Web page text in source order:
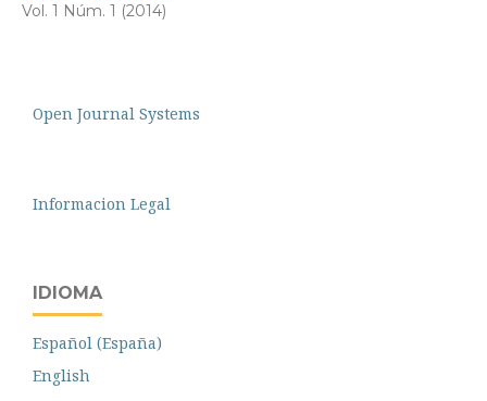
Vol. 1 Núm. 1 (2014)
Open Journal Systems
Informacion Legal
IDIOMA
Español (España)
English